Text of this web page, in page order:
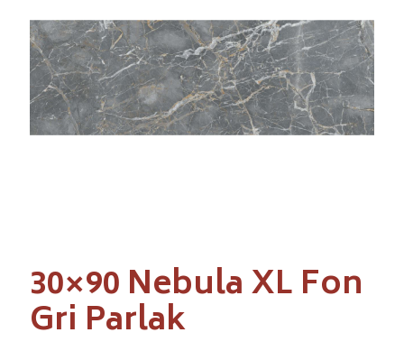
30×90 Nebula XL Fon
Gri Parlak